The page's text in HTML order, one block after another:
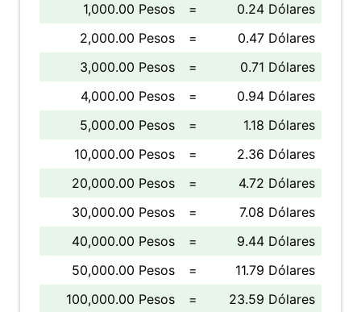
1,000.00 Pesos =
0.24 Dólares
2,000.00 Pesos
=
0.47 Dólares
3,000.00 Pesos
=
0.71 Dólares
4,000.00 Pesos
=
0.94 Dólares
5,000.00 Pesos
=
1.18 Dólares
10,000.00 Pesos
=
2.36 Dólares
20,000.00 Pesos
=
4.72 Dólares
30,000.00 Pesos
=
7.08 Dólares
40,000.00 Pesos
=
9.44 Dólares
50,000.00 Pesos
=
11.79 Dólares
100,000.00 Pesos
= 23.59 Dólares